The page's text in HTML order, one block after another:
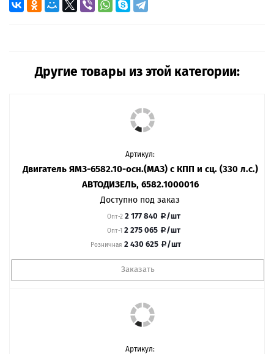
Другие товары из этой категории:
Артикул:
Двигатель ЯМЗ-6582.10-осн.(МАЗ) с КПП и сц. (330 л.с.)
АВТОДИЗЕЛЬ, 6582.1000016
Доступно под заказ
Опт-2 2 177 840 /шт
Опт-1 2 275 065 /шт
Розничная 2 430 625 /шт
Заказать
Артикул: